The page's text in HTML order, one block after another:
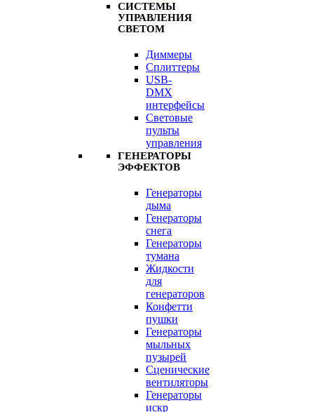
СИСТЕМЫ
УПРАВЛЕНИЯ
СВЕТОМ
Диммеры
Сплиттеры
USB-
DMX
интерфейсы
Световые
пульты
управления
ГЕНЕРАТОРЫ
ЭФФЕКТОВ
Генераторы
дыма
Генераторы
снега
Генераторы
тумана
Жидкости
для
генераторов
Конфетти
пушки
Генераторы
мыльных
пузырей
Сценические
вентиляторы
Генераторы
искр